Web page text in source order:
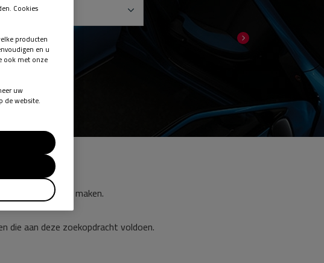
breder te maken.
die aan deze zoekopdracht voldoen.
Cookies
producten
en u
ook met onze
uw
de website.